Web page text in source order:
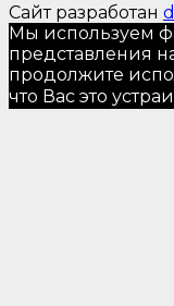
Сайт разработан
Мы используем
представления
продолжите
что Вас это